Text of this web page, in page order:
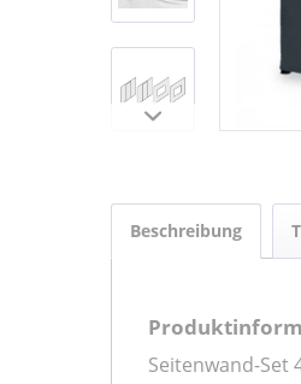
Beschreibung
Seitenwand-Set